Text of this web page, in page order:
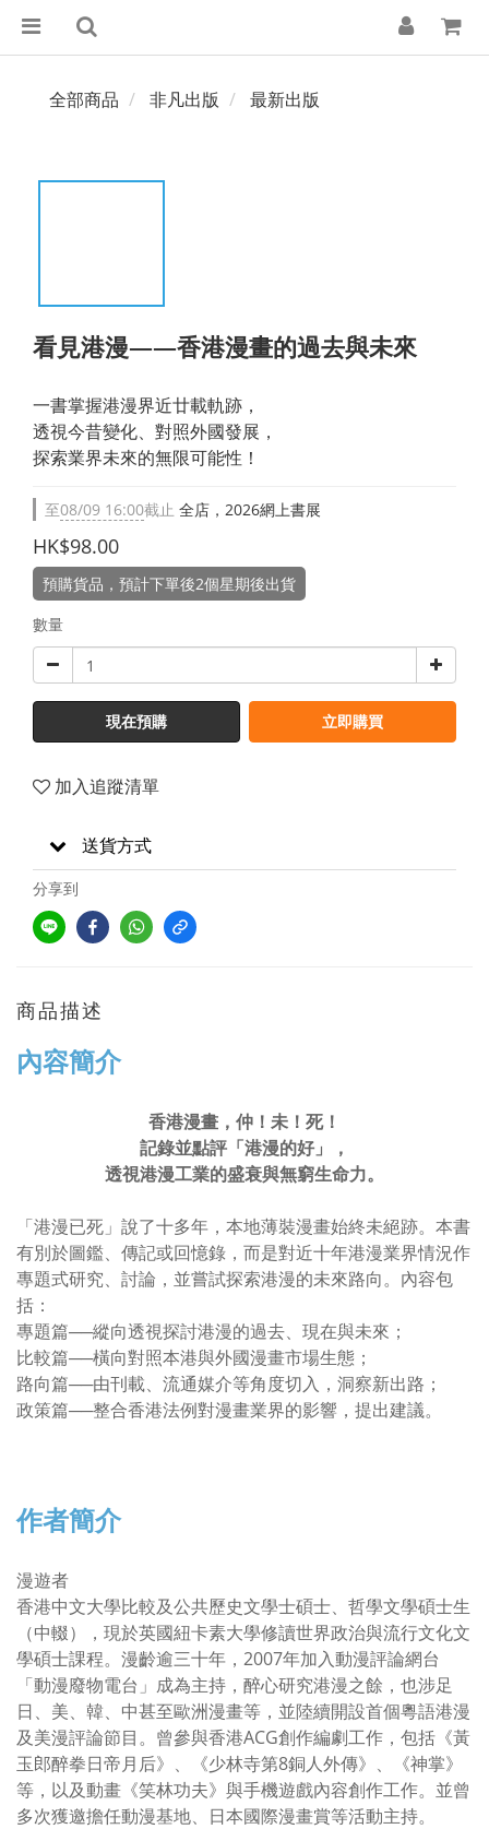
全部商品 非凡出版 最新出版
看見港漫——香港漫畫的過去與未來
一書掌握港漫界近廿載軌跡，
透視今昔變化、對照外國發展，
探索業界未來的無限可能性！
至08/09 16:00截止 全店，2026網上書展
HK$98.00
預購貨品，預計下單後2個星期後出貨
數量
現在預購 立即購買
加入追蹤清單
送貨方式
分享到
商品描述
內容簡介
香港漫畫，仲！未！死！
記錄並點評「港漫的好」，
透視港漫工業的盛衰與無窮生命力。
「港漫已死」說了十多年，本地薄裝漫畫始終未絕跡。本書
有別於圖鑑、傳記或回憶錄，而是對近十年港漫業界情況作
專題式研究、討論，並嘗試探索港漫的未來路向。內容包
括：
專題篇──縱向透視探討港漫的過去、現在與未來；
比較篇──橫向對照本港與外國漫畫市場生態；
路向篇──由刊載、流通媒介等角度切入，洞察新出路；
政策篇──整合香港法例對漫畫業界的影響，提出建議。
作者簡介
漫遊者
香港中文大學比較及公共歷史文學士碩士、哲學文學碩士生
（中輟），現於英國紐卡素大學修讀世界政治與流行文化文
學碩士課程。漫齡逾三十年，2007年加入動漫評論網台
「動漫廢物電台」成為主持，醉心研究港漫之餘，也涉足
日、美、韓、中甚至歐洲漫畫等，並陸續開設首個粵語港漫
及美漫評論節目。曾參與香港ACG創作編劇工作，包括《黃
玉郎醉拳日帝月后》、《少林寺第8銅人外傳》、《神掌》
等，以及動畫《笑林功夫》與手機遊戲內容創作工作。並曾
多次獲邀擔任動漫基地、日本國際漫畫賞等活動主持。